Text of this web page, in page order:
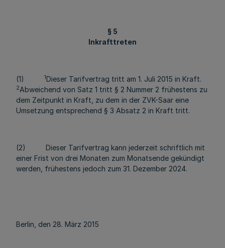
§ 5
Inkrafttreten
(1) 1Dieser Tarifvertrag tritt am 1. Juli 2015 in Kraft.
2Abweichend von Satz 1 tritt § 2 Nummer 2 frühestens zu
dem Zeitpunkt in Kraft, zu dem in der ZVK-Saar eine
Umsetzung entsprechend § 3 Absatz 2 in Kraft tritt.
(2) Dieser Tarifvertrag kann jederzeit schriftlich mit
einer Frist von drei Monaten zum Monatsende gekündigt
werden, frühestens jedoch zum 31. Dezember 2024.
Berlin, den 28. März 2015